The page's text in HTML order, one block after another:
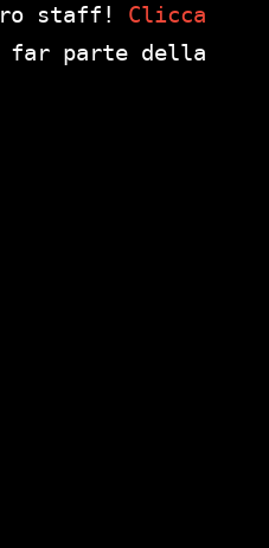
staff! Clicca
far parte della